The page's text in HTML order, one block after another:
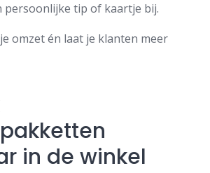
persoonlijke tip of kaartje bij.
omzet én laat je klanten meer
in de winkel